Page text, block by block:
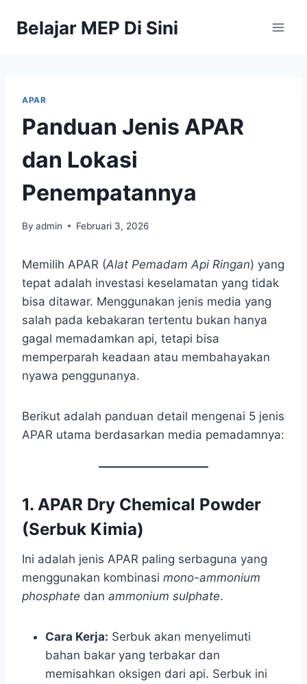
Belajar MEP Di Sini
APAR
Panduan Jenis APAR
dan Lokasi
Penempatannya
By admin Februari 3, 2026
Memilih APAR (Alat Pemadam Api Ringan) yang
tepat adalah investasi keselamatan yang tidak
bisa ditawar. Menggunakan jenis media yang
salah pada kebakaran tertentu bukan hanya
gagal memadamkan api, tetapi bisa
memperparah keadaan atau membahayakan
nyawa penggunanya.
Berikut adalah panduan detail mengenai 5 jenis
APAR utama berdasarkan media pemadamnya:
1. APAR Dry Chemical Powder
(Serbuk Kimia)
Ini adalah jenis APAR paling serbaguna yang
menggunakan kombinasi mono-ammonium
phosphate dan ammonium sulphate.
Cara Kerja: Serbuk akan menyelimuti
bahan bakar yang terbakar dan
memisahkan oksigen dari api. Serbuk ini